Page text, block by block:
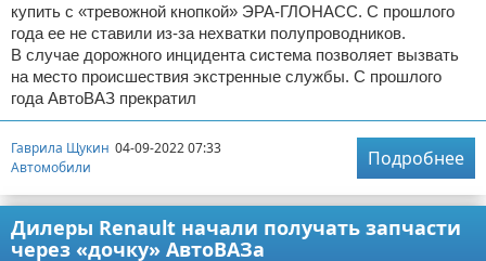
купить с «тревожной кнопкой» ЭРА-ГЛОНАСС. С прошлого
года ее не ставили из-за нехватки полупроводников.
В случае дорожного инцидента система позволяет вызвать
на место происшествия экстренные службы. С прошлого
года АвтоВАЗ прекратил
Гаврила Щукин 04-09-2022 07:33
Автомобили
Подробнее
Дилеры Renault начали получать запчасти
через «дочку» АвтоВАЗа